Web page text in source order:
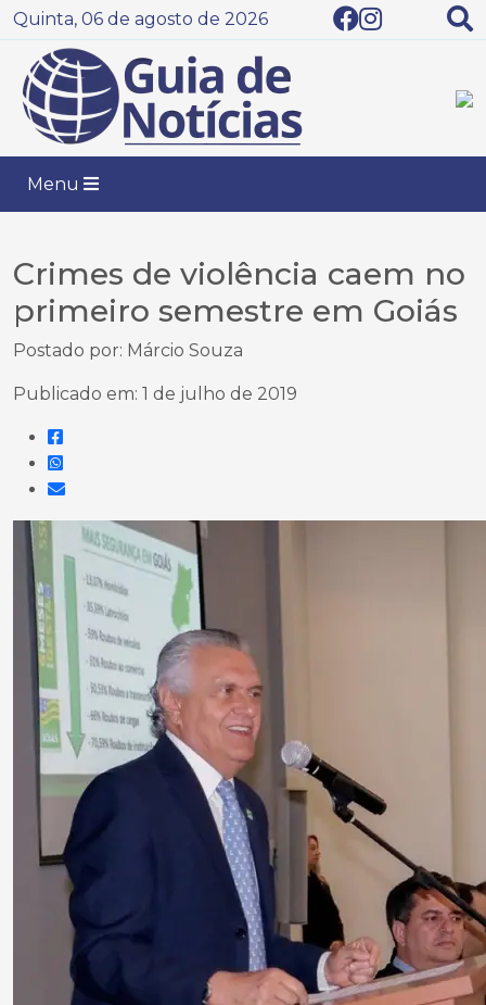
Quinta, 06 de agosto de 2026
Menu
Crimes de violência caem no
primeiro semestre em Goiás
Postado por: Márcio Souza
Publicado em: 1 de julho de 2019